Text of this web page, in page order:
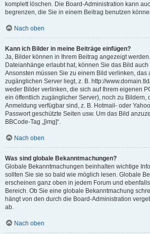
komplett löschen. Die Board-Administration kann
begrenzen, die Sie in einem Beitrag benutzen
Nach oben
Kann ich Bilder in meine Beiträge einfügen?
Ja, Bilder können in Ihrem Beitrag angezeigt
Dateianhänge erlaubt hat, können Sie das Bild
Ansonsten müssen Sie zu einem Bild verlinken, das
zugänglichen Server liegt, z. B. http://
weder Bilder verlinken, die sich auf Ihrem eigenen
ein öffentlich zugänglicher Server), noch zu Bildern,
Anmeldung verfügbar sind, z. B. Hotmail- oder
Passwort geschützte Seiten usw. Um das Bild
BBCode-Tag „[img]“.
Nach oben
Was sind globale Bekanntmachungen?
Globale Bekanntmachungen beinhalten wichtige
sollten Sie sie so bald wie möglich lesen. Globale
erscheinen ganz oben in jedem Forum und
Bereich. Ob Sie eine globale Bekanntmachung
hängt von den durch die Board-Administration
ab.
Nach oben